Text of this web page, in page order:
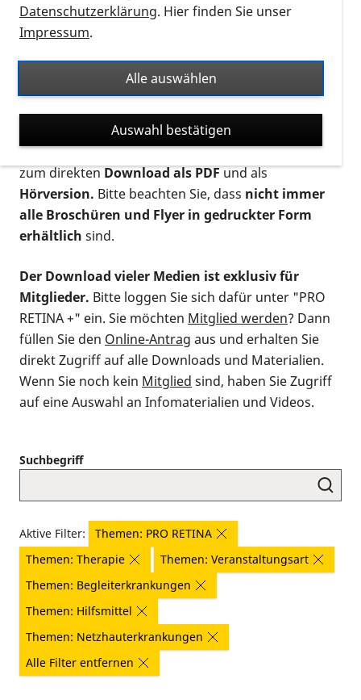
Auf dieser Seite finden Sie sämtliches Infomaterial
Ort. Nutzen Sie den Formatfilter, um ausschließlich
nach Flyern und Broschüren, Audios oder Videos zu
suchen. Die meisten Flyer und Broschüren werden in
verschiedenen Formaten angeboten: zur
postalischen Bestellung als gedruckte Variante
zum direktenDownload als PDFund als
Hörversion. Bitte beachten Sie, dass nicht immer
alle Broschüren und Flyer in gedruckter Form
erhältlich sind.
Der Download vieler Medien ist exklusiv für
Mitglieder. Bitte loggen Sie sich dafür unter "PRO
RETINA +" ein. Sie möchten Mitglied werden? Dann
füllen Sie den Online-Antrag aus und erhalten Sie
direkt Zugriff auf alle Downloads und Materialien.
Wenn Sie noch kein Mitglied sind, haben Sie Zugriff
auf eine Auswahl an Infomaterialien und Videos.
Suchbegriff
Aktive Filter:
Themen: PRO RETINA
Themen: Therapie
Themen: Veranstaltungsart
Themen: Begleiterkrankungen
Themen: Hilfsmittel
Themen: Netzhauterkrankungen
Alle Filter entfernen
Datenschutzerklärung. Hier finden Sie unser
Impressum.
Alle auswählen
Auswahl bestätigen